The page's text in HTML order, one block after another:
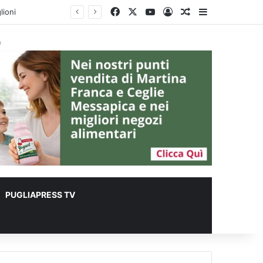
FacebookYou TubeAccediUn articolo a
PUGLIAPRESS TV